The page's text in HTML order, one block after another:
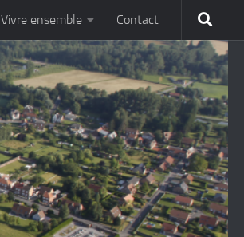
Vivre ensemble Contact